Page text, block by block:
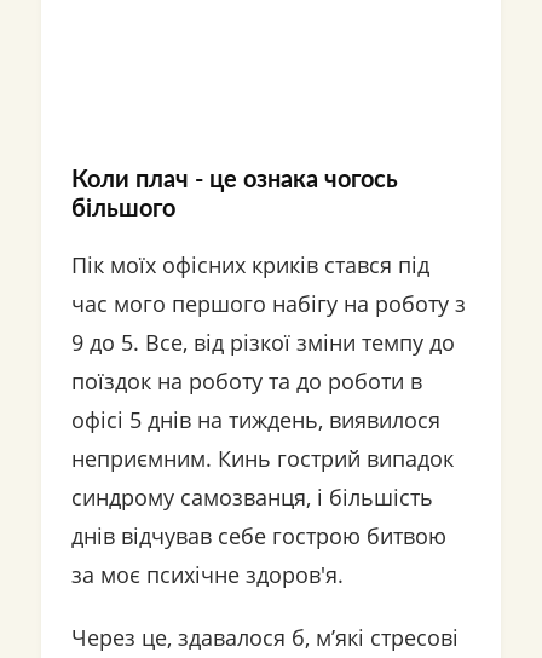
Коли плач - це ознака чогось
більшого
Пік моїх офісних криків стався під
час мого першого набігу на роботу з
9 до 5. Все, від різкої зміни темпу до
поїздок на роботу та до роботи в
офісі 5 днів на тиждень, виявилося
неприємним. Кинь гострий випадок
синдрому самозванця, і більшість
днів відчував себе гострою битвою
за моє психічне здоров'я.
Через це, здавалося б, м’які стресові